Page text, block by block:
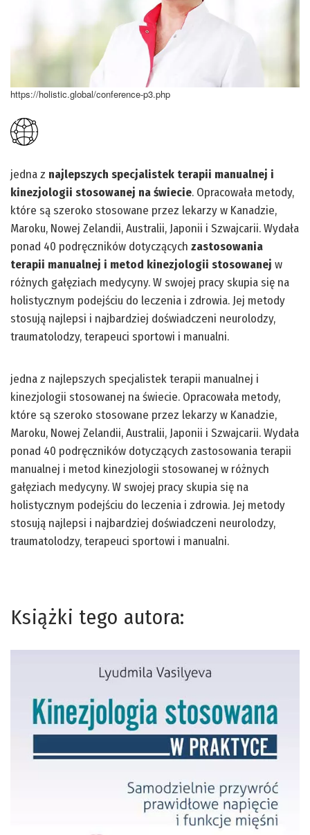
https://holistic.global/conference-p3.php
jedna z najlepszych specjalistek terapii manualnej i
kinezjologii stosowanej na świecie. Opracowała metody,
które są szeroko stosowane przez lekarzy w Kanadzie,
Maroku, Nowej Zelandii, Australii, Japonii i Szwajcarii. Wydała
ponad 40 podręczników dotyczących zastosowania
terapii manualnej i metod kinezjologii stosowanej w
różnych gałęziach medycyny. W swojej pracy skupia się na
holistycznym podejściu do leczenia i zdrowia. Jej metody
stosują najlepsi i najbardziej doświadczeni neurolodzy,
traumatolodzy, terapeuci sportowi i manualni.
jedna z najlepszych specjalistek terapii manualnej i
kinezjologii stosowanej na świecie. Opracowała metody,
które są szeroko stosowane przez lekarzy w Kanadzie,
Maroku, Nowej Zelandii, Australii, Japonii i Szwajcarii. Wydała
ponad 40 podręczników dotyczących zastosowania terapii
manualnej i metod kinezjologii stosowanej w różnych
gałęziach medycyny. W swojej pracy skupia się na
holistycznym podejściu do leczenia i zdrowia. Jej metody
stosują najlepsi i najbardziej doświadczeni neurolodzy,
traumatolodzy, terapeuci sportowi i manualni.
Książki tego autora: